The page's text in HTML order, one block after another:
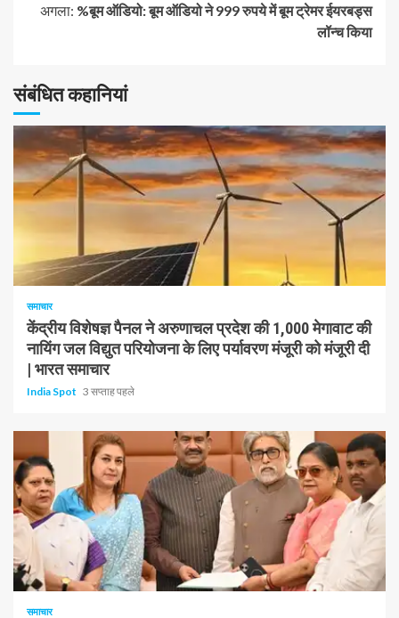
जारी
पढ़
रहे
हैं
अगला: %बूम ऑडियो: बूम ऑडियो ने 999 रुपये में बूम ट्रेमर ईयरबड्स
लॉन्च किया
संबंधित कहानियां
1 न्यूनतम पढ़ा
समाचार
केंद्रीय विशेषज्ञ पैनल ने अरुणाचल प्रदेश की 1,000 मेगावाट की
नायिंग जल विद्युत परियोजना के लिए पर्यावरण मंजूरी को मंजूरी दी
| भारत समाचार
India Spot 3 सप्ताह पहले
1 न्यूनतम पढ़ा
समाचार